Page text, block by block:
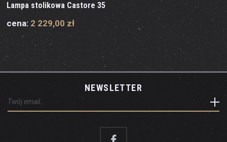
Lampa stolikowa Castore 35
cena: 2 229,00 zł
NEWSLETTER